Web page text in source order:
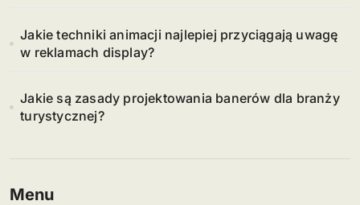
Jakie techniki animacji najlepiej przyciągają uwagę
w reklamach display?
Jakie są zasady projektowania banerów dla branży
turystycznej?
Menu